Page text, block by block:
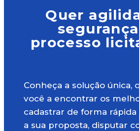
Quer
processo
Conheça a solução única,
você a encontrar os
cadastrar de forma
a sua proposta, disputar